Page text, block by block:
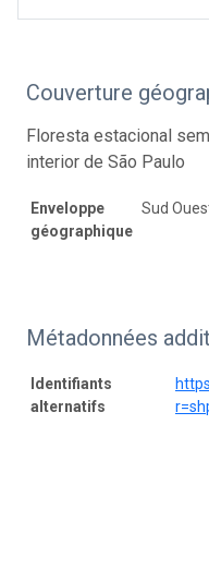
Couverture
Floresta estacional
interior de São Paulo
Enveloppe
géographique
Sud
Métadonnées
Identifiants
alternatifs